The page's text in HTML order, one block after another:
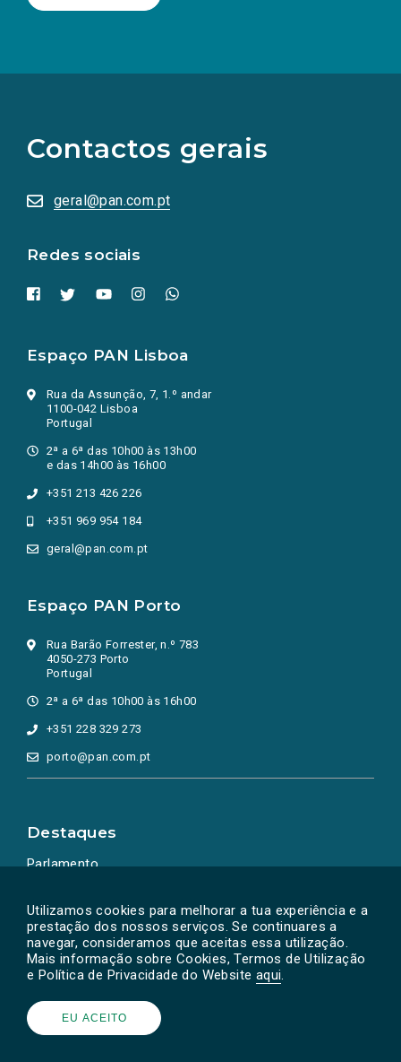
Utilizamos cookies para melhorar a tua experiência e a
prestação dos nossos serviços. Se continuares a
navegar, consideramos que aceitas essa utilização.
Mais informação sobre Cookies, Termos de Utilização
e Política de Privacidade do Website aqui.
EU ACEITO
Contactos gerais
geral@pan.com.pt
Redes sociais
redes
sociais
numa
nova
Espaço PAN Lisboa
Rua da Assunção, 7, 1.º andar
1100-042 Lisboa
Portugal
2ª a 6ª das 10h00 às 13h00
e das 14h00 às 16h00
+351 213 426 226
+351 969 954 184
geral@pan.com.pt
Espaço PAN Porto
Rua Barão Forrester, n.º 783
4050-273 Porto
Portugal
2ª a 6ª das 10h00 às 16h00
+351 228 329 273
porto@pan.com.pt
Destaques
Parlamento
Powered by © PAN 2026